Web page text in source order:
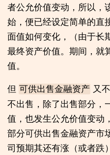
者公允价值变动，所以，
始，便已经设定简单的直
面值如何变化，（由于长
最终资产价值。期间，就
值。
但 可供出售金融资产 又
不出售，除了出售部分，
值，也发生公允价值变动
部分可供出售金融资产市
司预期其还有涨（或者跌